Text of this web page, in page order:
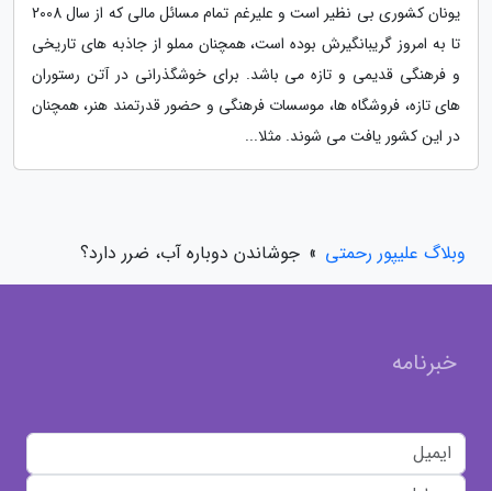
یونان کشوری بی نظیر است و علیرغم تمام مسائل مالی که از سال 2008
تا به امروز گریبانگیرش بوده است، همچنان مملو از جاذبه های تاریخی
و فرهنگی قدیمی و تازه می باشد. برای خوشگذرانی در آتن رستوران
های تازه، فروشگاه ها، موسسات فرهنگی و حضور قدرتمند هنر، همچنان
در این کشور یافت می شوند. مثلا...
وبلاگ علیپور رحمتی » جوشاندن دوباره آب، ضرر دارد؟
خبرنامه